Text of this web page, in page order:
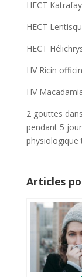
HECT
HECT
HECT
HV Ricin
HV
2 gouttes
pendant 5
physiologique
Articles